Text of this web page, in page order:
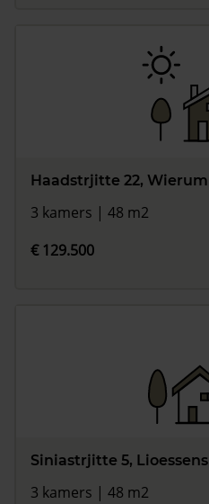
Haadstrjitte 22, Wierum
3 kamers | 48 m2
€ 129.500
Siniastrjitte 5, Lioessens
3 kamers | 48 m2